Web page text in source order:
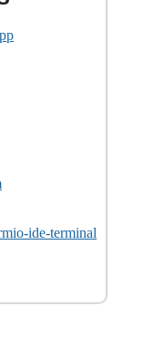
ide-terminal